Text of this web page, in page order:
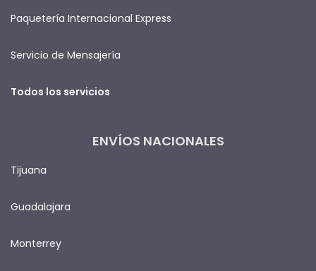
Paquetería Internacional Express
Servicio de Mensajería
Todos los servicios
ENVÍOS NACIONALES
Tijuana
Guadalajara
Monterrey